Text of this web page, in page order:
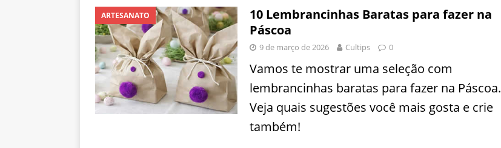
ARTESANATO
10 Lembrancinhas Baratas para fazer na
Páscoa
9 de março de 2026 Cultips 0
Vamos te mostrar uma seleção com
lembrancinhas baratas para fazer na Páscoa.
Veja quais sugestões você mais gosta e crie
também!